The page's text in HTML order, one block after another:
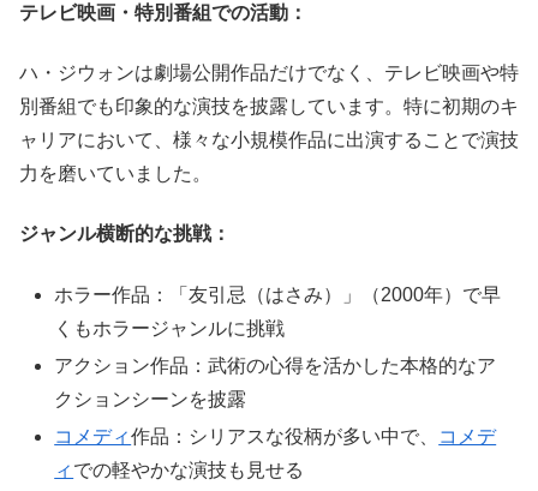
テレビ映画・特別番組での活動：
ハ・ジウォンは劇場公開作品だけでなく、テレビ映画や特
別番組でも印象的な演技を披露しています。特に初期のキ
ャリアにおいて、様々な小規模作品に出演することで演技
力を磨いていました。
ジャンル横断的な挑戦：
ホラー作品：「友引忌（はさみ）」（2000年）で早
くもホラージャンルに挑戦
アクション作品：武術の心得を活かした本格的なア
クションシーンを披露
コメディ作品：シリアスな役柄が多い中で、
コメデ
ィ での軽やかな演技も見せる